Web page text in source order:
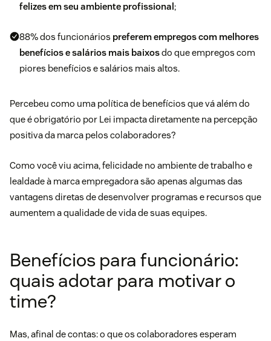
felizes em seu ambiente profissional ;
88%dos funcionários preferem empregos com melhores
benefícios e salários mais baixosdo que empregos com
piores benefícios e salários mais altos.
Percebeu como uma política de benefícios que vá além do
que é obrigatório por Lei impacta diretamente na percepção
positiva da marca pelos colaboradores?
Como você viu acima, felicidade no ambiente de trabalho e
lealdade à marca empregadora são apenas algumas das
vantagens diretas de desenvolver programas e recursos que
aumentem a qualidade de vida de suas equipes.
Benefícios para funcionário:
quais adotar para motivar o
time?
Mas, afinal de contas: o que os colaboradores esperam